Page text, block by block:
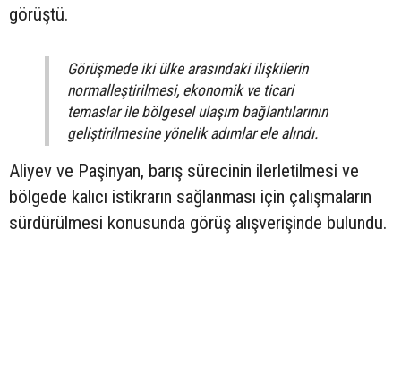
görüştü.
Görüşmede iki ülke arasındaki ilişkilerin
normalleştirilmesi, ekonomik ve ticari
temaslar ile bölgesel ulaşım bağlantılarının
geliştirilmesine yönelik adımlar ele alındı.
Aliyev ve Paşinyan, barış sürecinin ilerletilmesi ve
bölgede kalıcı istikrarın sağlanması için çalışmaların
sürdürülmesi konusunda görüş alışverişinde bulundu.